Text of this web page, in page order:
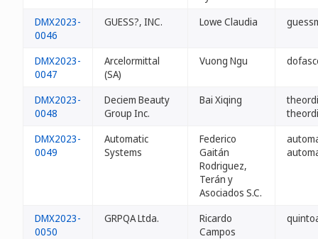
DMX2023-
0046
GUESS?, INC. Lowe Claudia
DMX2023-
0047
Arcelormittal
(SA)
Vuong Ngu
DMX2023-
0048
Deciem Beauty
Group Inc.
Bai Xiqing
DMX2023-
0049
Automatic
Systems
Federico
Gaitán
Rodriguez,
Terán y
Asociados S.C.
DMX2023-
0050
GRPQA Ltda.
Ricardo
Campos